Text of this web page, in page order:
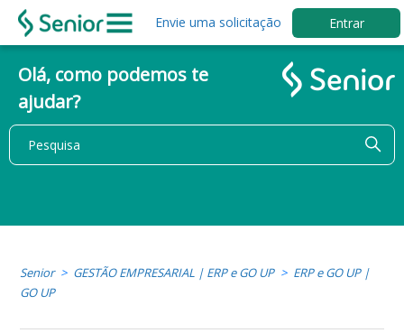
Envie uma solicitação Entrar
Olá, como podemos te
ajudar?
Senior GESTÃO EMPRESARIAL | ERP e GO UP
ERP e GO UP |
GO UP